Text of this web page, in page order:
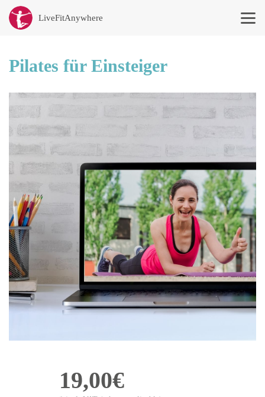
LiveFitAnywhere
BACK
Pilates für Einsteiger
19,00€